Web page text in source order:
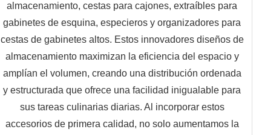
almacenamiento, cestas para cajones, extraíbles para
gabinetes de esquina, especieros y organizadores para
cestas de gabinetes altos. Estos innovadores diseños de
almacenamiento maximizan la eficiencia del espacio y
amplían el volumen, creando una distribución ordenada
y estructurada que ofrece una facilidad inigualable para
sus tareas culinarias diarias. Al incorporar estos
accesorios de primera calidad, no solo aumentamos la